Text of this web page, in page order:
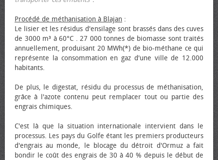
Procédé de méthanisation à Blajan :
Le lisier et les résidus d'ensilage sont brassés dans des cuves
de 3000 m³ à 60°C . 27 000 tonnes de biomasse sont traités
annuellement, produisant 20 MWh(*) de bio-méthane ce qui
représente la consommation en gaz d'une ville de 12.000
habitants.
De plus, le digestat, résidu du processus de méthanisation,
grâce à l'azote contenu peut remplacer tout ou partie des
engrais chimiques.
C'est là que la situation internationale intervient dans le
processus. Les pays du Golfe étant les premiers producteurs
d'engrais au monde, le blocage du détroit d'Ormuz a fait
bondir le coût des engrais de 30 à 40 % depuis le début de